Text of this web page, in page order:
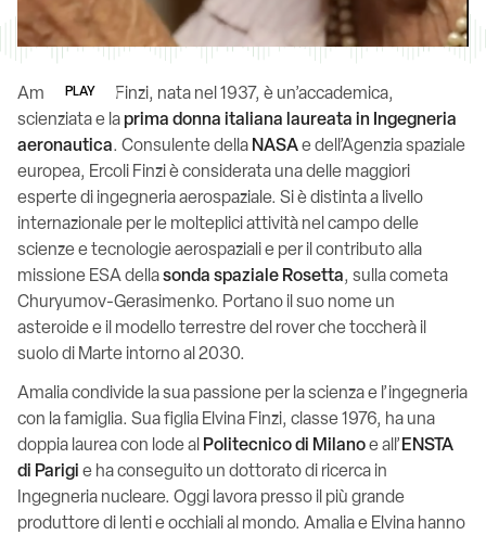
PLAY
Amalia Ercoli Finzi, nata nel 1937, è un’accademica,
scienziata e laprima donna italiana laureata in Ingegneria
aeronautica. Consulente della NASAe dell’Agenzia spaziale
europea, Ercoli Finzi è considerata una delle maggiori
esperte di ingegneria aerospaziale. Si è distinta a livello
internazionale per le molteplici attività nel campo delle
scienze e tecnologie aerospaziali e per il contributo alla
missione ESA dellasonda spaziale Rosetta, sulla cometa
Churyumov-Gerasimenko. Portano il suo nome un
asteroide e il modello terrestre del rover che toccherà il
suolo di Marte intorno al 2030.
Amalia condivide la sua passione per la scienza e l’ingegneria
con la famiglia. Sua figlia Elvina Finzi, classe 1976, ha una
doppia laurea con lode al Politecnico di Milanoe all’ENSTA
di Parigi e ha conseguito un dottorato di ricerca in
Ingegneria nucleare. Oggi lavora presso il più grande
produttore di lenti e occhiali al mondo. Amalia e Elvina hanno